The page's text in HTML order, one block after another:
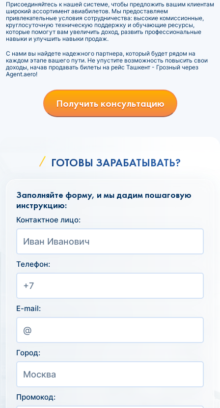
Присоединяйтесь к нашей системе, чтобы предложить вашим клиентам
широкий ассортимент авиабилетов. Мы предоставляем
привлекательные условия сотрудничества: высокие комиссионные,
круглосуточную техническую поддержку и обучающие ресурсы,
которые помогут вам увеличить доход, развить профессиональные
навыки и улучшить навыки продаж.
С нами вы найдете надежного партнера, который будет рядом на
каждом этапе вашего пути. Не упустите возможность повысить свои
доходы, начав продавать билеты на рейс Ташкент - Грозный через
Agent.aero!
Получить консультацию
ГОТОВЫ ЗАРАБАТЫВАТЬ?
Заполняйте форму, и мы дадим пошаговую
инструкцию:
Контактное лицо:
Телефон:
E-mail:
Город:
Промокод: